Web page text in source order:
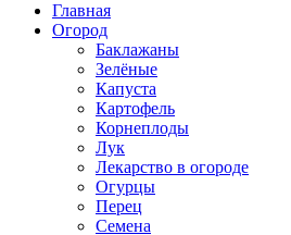
Главная
Огород
Баклажаны
Зелёные
Капуста
Картофель
Корнеплоды
Лук
Лекарство в огороде
Огурцы
Перец
Семена